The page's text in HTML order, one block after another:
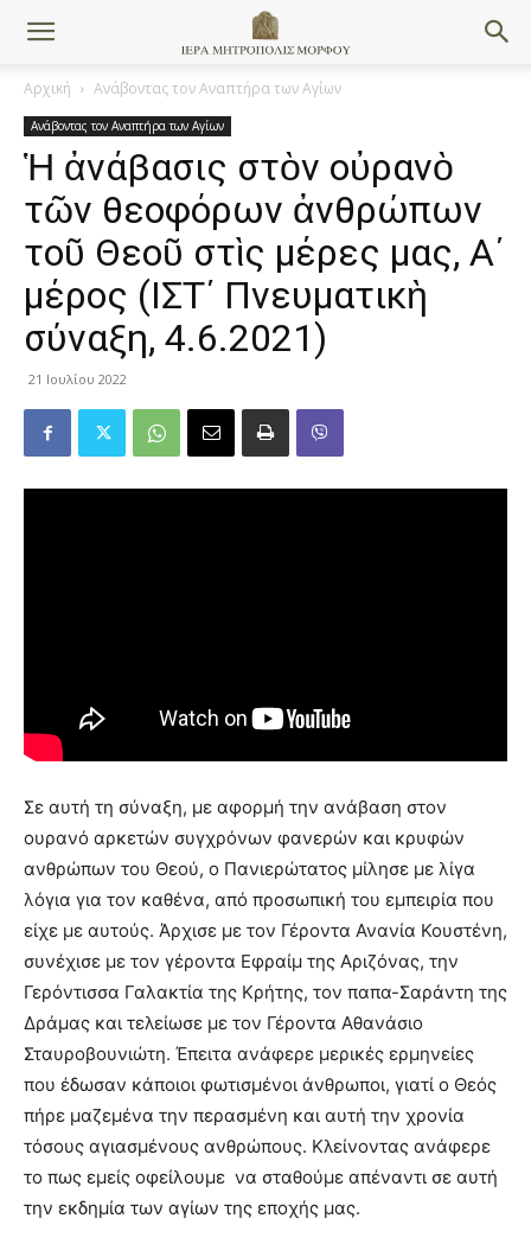
Αρχική Ανάβοντας τον Αναπτήρα των Αγίων
Ανάβοντας τον Αναπτήρα των Αγίων
Ἡ ἀνάβασις στὸν οὐρανὸ
τῶν θεοφόρων ἀνθρώπων
τοῦ Θεοῦ στὶς μέρες μας, Α΄
μέρος (ΙΣΤ΄ Πνευματικὴ
σύναξη, 4.6.2021)
21 Ιουλίου 2022
Σε αυτή τη σύναξη, με αφορμή την ανάβαση στον
ουρανό αρκετών συγχρόνων φανερών και κρυφών
ανθρώπων του Θεού, ο Πανιερώτατος μίλησε με λίγα
λόγια για τον καθένα, από προσωπική του εμπειρία που
είχε με αυτούς. Άρχισε με τον Γέροντα Ανανία Κουστένη,
συνέχισε με τον γέροντα Εφραίμ της Αριζόνας, την
Γερόντισσα Γαλακτία της Κρήτης, τον παπα-Σαράντη της
Δράμας και τελείωσε με τον Γέροντα Αθανάσιο
Σταυροβουνιώτη. Έπειτα ανάφερε μερικές ερμηνείες
που έδωσαν κάποιοι φωτισμένοι άνθρωποι, γιατί ο Θεός
πήρε μαζεμένα την περασμένη και αυτή την χρονία
τόσους αγιασμένους ανθρώπους. Κλείνοντας ανάφερε
το πως εμείς οφείλουμε να σταθούμε απέναντι σε αυτή
την εκδημία των αγίων της εποχής μας.